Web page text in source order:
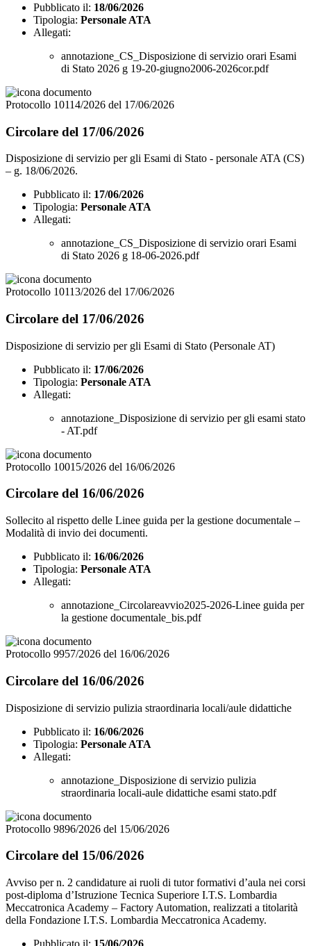
Pubblicato il: 18/06/2026
Tipologia: Personale ATA
Allegati:
annotazione_CS_Disposizione di servizio orari Esami
di Stato 2026 g 19-20-giugno2006-2026cor.pdf
Protocollo 10114/2026 del 17/06/2026
Circolare del 17/06/2026
Disposizione di servizio per gli Esami di Stato - personale ATA (CS)
– g. 18/06/2026.
Pubblicato il: 17/06/2026
Tipologia: Personale ATA
Allegati:
annotazione_CS_Disposizione di servizio orari Esami
di Stato 2026 g 18-06-2026.pdf
Protocollo 10113/2026 del 17/06/2026
Circolare del 17/06/2026
Disposizione di servizio per gli Esami di Stato (Personale AT)
Pubblicato il: 17/06/2026
Tipologia: Personale ATA
Allegati:
annotazione_Disposizione di servizio per gli esami stato
- AT.pdf
Protocollo 10015/2026 del 16/06/2026
Circolare del 16/06/2026
Sollecito al rispetto delle Linee guida per la gestione documentale –
Modalità di invio dei documenti.
Pubblicato il: 16/06/2026
Tipologia: Personale ATA
Allegati:
annotazione_Circolareavvio2025-2026-Linee guida per
la gestione documentale_bis.pdf
Protocollo 9957/2026 del 16/06/2026
Circolare del 16/06/2026
Disposizione di servizio pulizia straordinaria locali/aule didattiche
Pubblicato il: 16/06/2026
Tipologia: Personale ATA
Allegati:
annotazione_Disposizione di servizio pulizia
straordinaria locali-aule didattiche esami stato.pdf
Protocollo 9896/2026 del 15/06/2026
Circolare del 15/06/2026
Avviso per n. 2 candidature ai ruoli di tutor formativi d’aula nei corsi
post-diploma d’Istruzione Tecnica Superiore I.T.S. Lombardia
Meccatronica Academy – Factory Automation, realizzati a titolarità
della Fondazione I.T.S. Lombardia Meccatronica Academy.
Pubblicato il: 15/06/2026